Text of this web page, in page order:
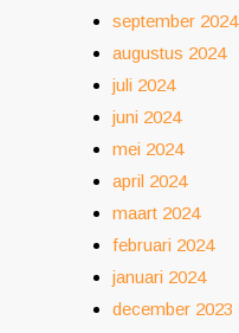
september 2024
augustus 2024
juli 2024
juni 2024
mei 2024
april 2024
maart 2024
februari 2024
januari 2024
december 2023